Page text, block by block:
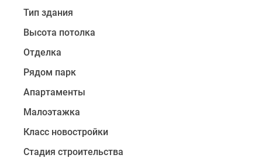
сдается
предчистовой
отделкой.
потолков
до
метров.
оплаты:
Тип здания
Высота потолка
Отделка
Рядом парк
Апартаменты
Малоэтажка
Класс новостройки
Стадия строительства